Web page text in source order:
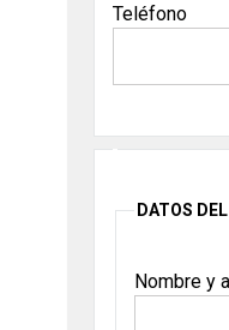
Teléfono
DATOS
Nombre y